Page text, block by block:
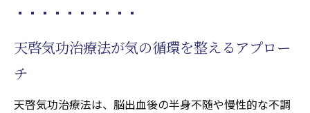
天啓気功治療法が気の循環を整えるアプロー
チ
天啓気功治療法は、脳出血後の半身不随や慢性的な不調